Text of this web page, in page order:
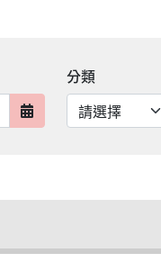
日期範圍結束
分類